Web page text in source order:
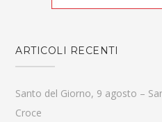
ARTICOLI RECENTI
Santo del Giorno, 9 agosto –
Croce